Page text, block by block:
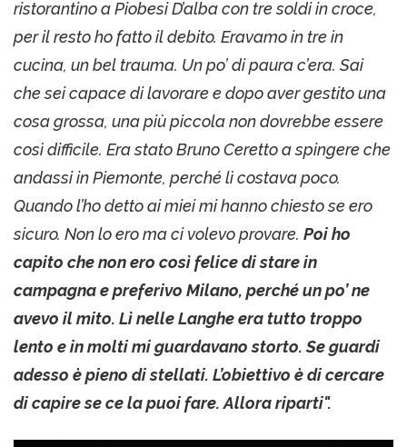
ristorantino a Piobesi D’alba con tre soldi in croce,
per il resto ho fatto il debito. Eravamo in tre in
cucina, un bel trauma. Un po’ di paura c’era. Sai
che sei capace di lavorare e dopo aver gestito una
cosa grossa, una più piccola non dovrebbe essere
così difficile. Era stato Bruno Ceretto a spingere che
andassi in Piemonte, perché lì costava poco.
Quando l’ho detto ai miei mi hanno chiesto se ero
sicuro. Non lo ero ma ci volevo provare. Poi ho
capito che non ero così felice di stare in
campagna e preferivo Milano, perché un po’ ne
avevo il mito. Lì nelle Langhe era tutto troppo
lento e in molti mi guardavano storto. Se guardi
adesso è pieno di stellati. L’obiettivo è di cercare
di capire se ce la puoi fare. Allora riparti".